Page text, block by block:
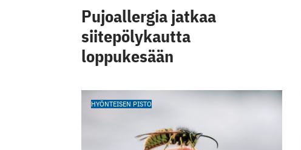
Pujoallergia jatkaa
siitepölykautta
loppukesään
HYÖNTEISEN PISTO